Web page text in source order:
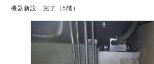
機器新設 完了（5階）